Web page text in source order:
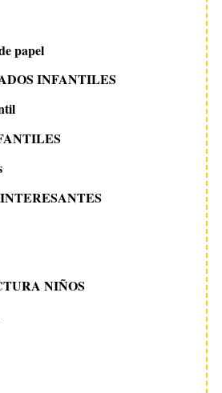
papel
INFANTILES
NIÑOS